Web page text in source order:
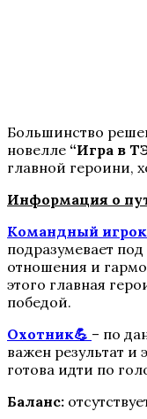
Пришествие Номер
Большинство
новелле “Игра в
главной героини,
Информация о
Командный
подразумевает
отношения и
этого главная
победой.
Охотник💪 – по
важен результат
готова идти по
Баланс: